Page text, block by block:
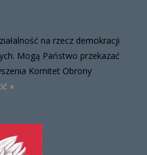
na rzecz demokracji
Mogą Państwo przekazać
Komitet Obrony
»